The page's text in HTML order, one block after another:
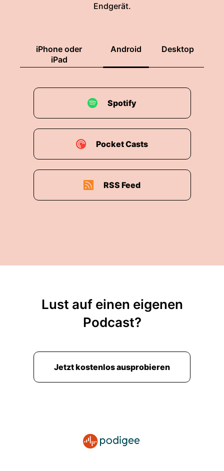
Endgerät.
iPhone oder
iPad
Android Desktop
Spotify
Pocket Casts
RSS Feed
Lust auf einen eigenen
Podcast?
Jetzt kostenlos ausprobieren